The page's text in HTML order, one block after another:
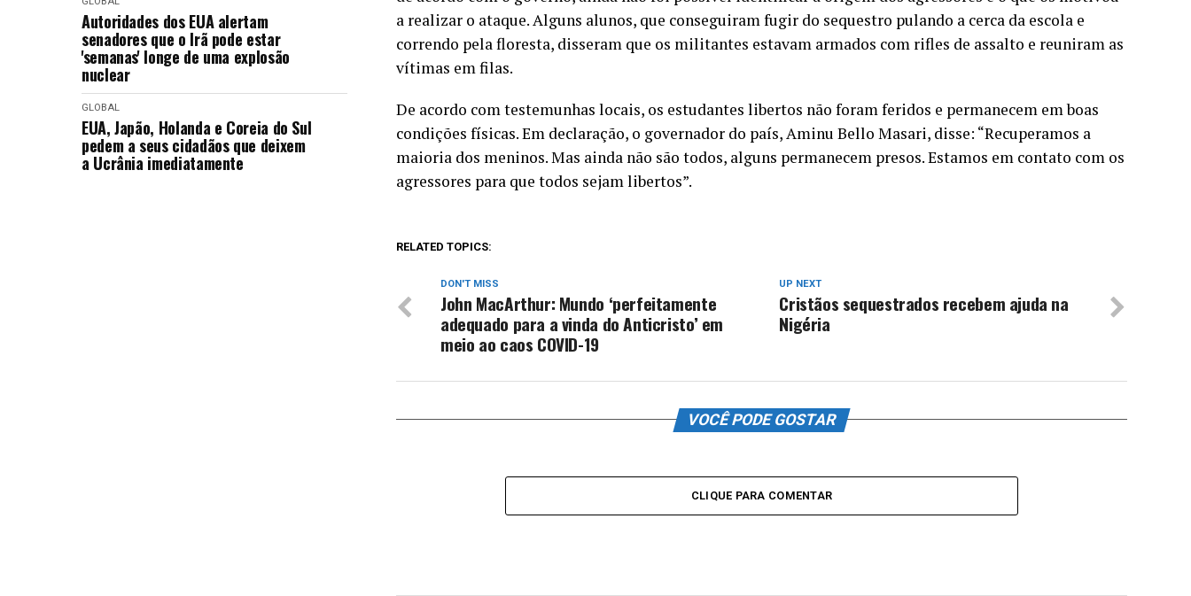
Autoridades dos EUA alertam
senadores que o Irã pode estar
'semanas' longe de uma explosão
nuclear
GLOBAL
EUA, Japão, Holanda e Coreia do Sul
pedem a seus cidadãos que deixem
a Ucrânia imediatamente
a realizar o ataque. Alguns alunos, que conseguiram fugir do sequestro pulando a cerca da escola e
correndo pela floresta, disseram que os militantes estavam armados com rifles de assalto e reuniram as
vítimas em filas.
De acordo com testemunhas locais, os estudantes libertos não foram feridos e permanecem em boas
condições físicas. Em declaração, o governador do país, Aminu Bello Masari, disse: “Recuperamos a
maioria dos meninos. Mas ainda não são todos, alguns permanecem presos. Estamos em contato com os
agressores para que todos sejam libertos”.
RELATED TOPICS:
UP NEXT
Cristãos sequestrados recebem ajuda na
Nigéria
DON'T MISS
John MacArthur: Mundo ‘perfeitamente
adequado para a vinda do Anticristo’ em
meio ao caos COVID-19
VOCÊ PODE GOSTAR
CLIQUE PARA COMENTAR